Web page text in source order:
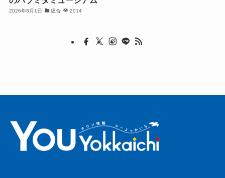
2026年8月1日 総合 2014